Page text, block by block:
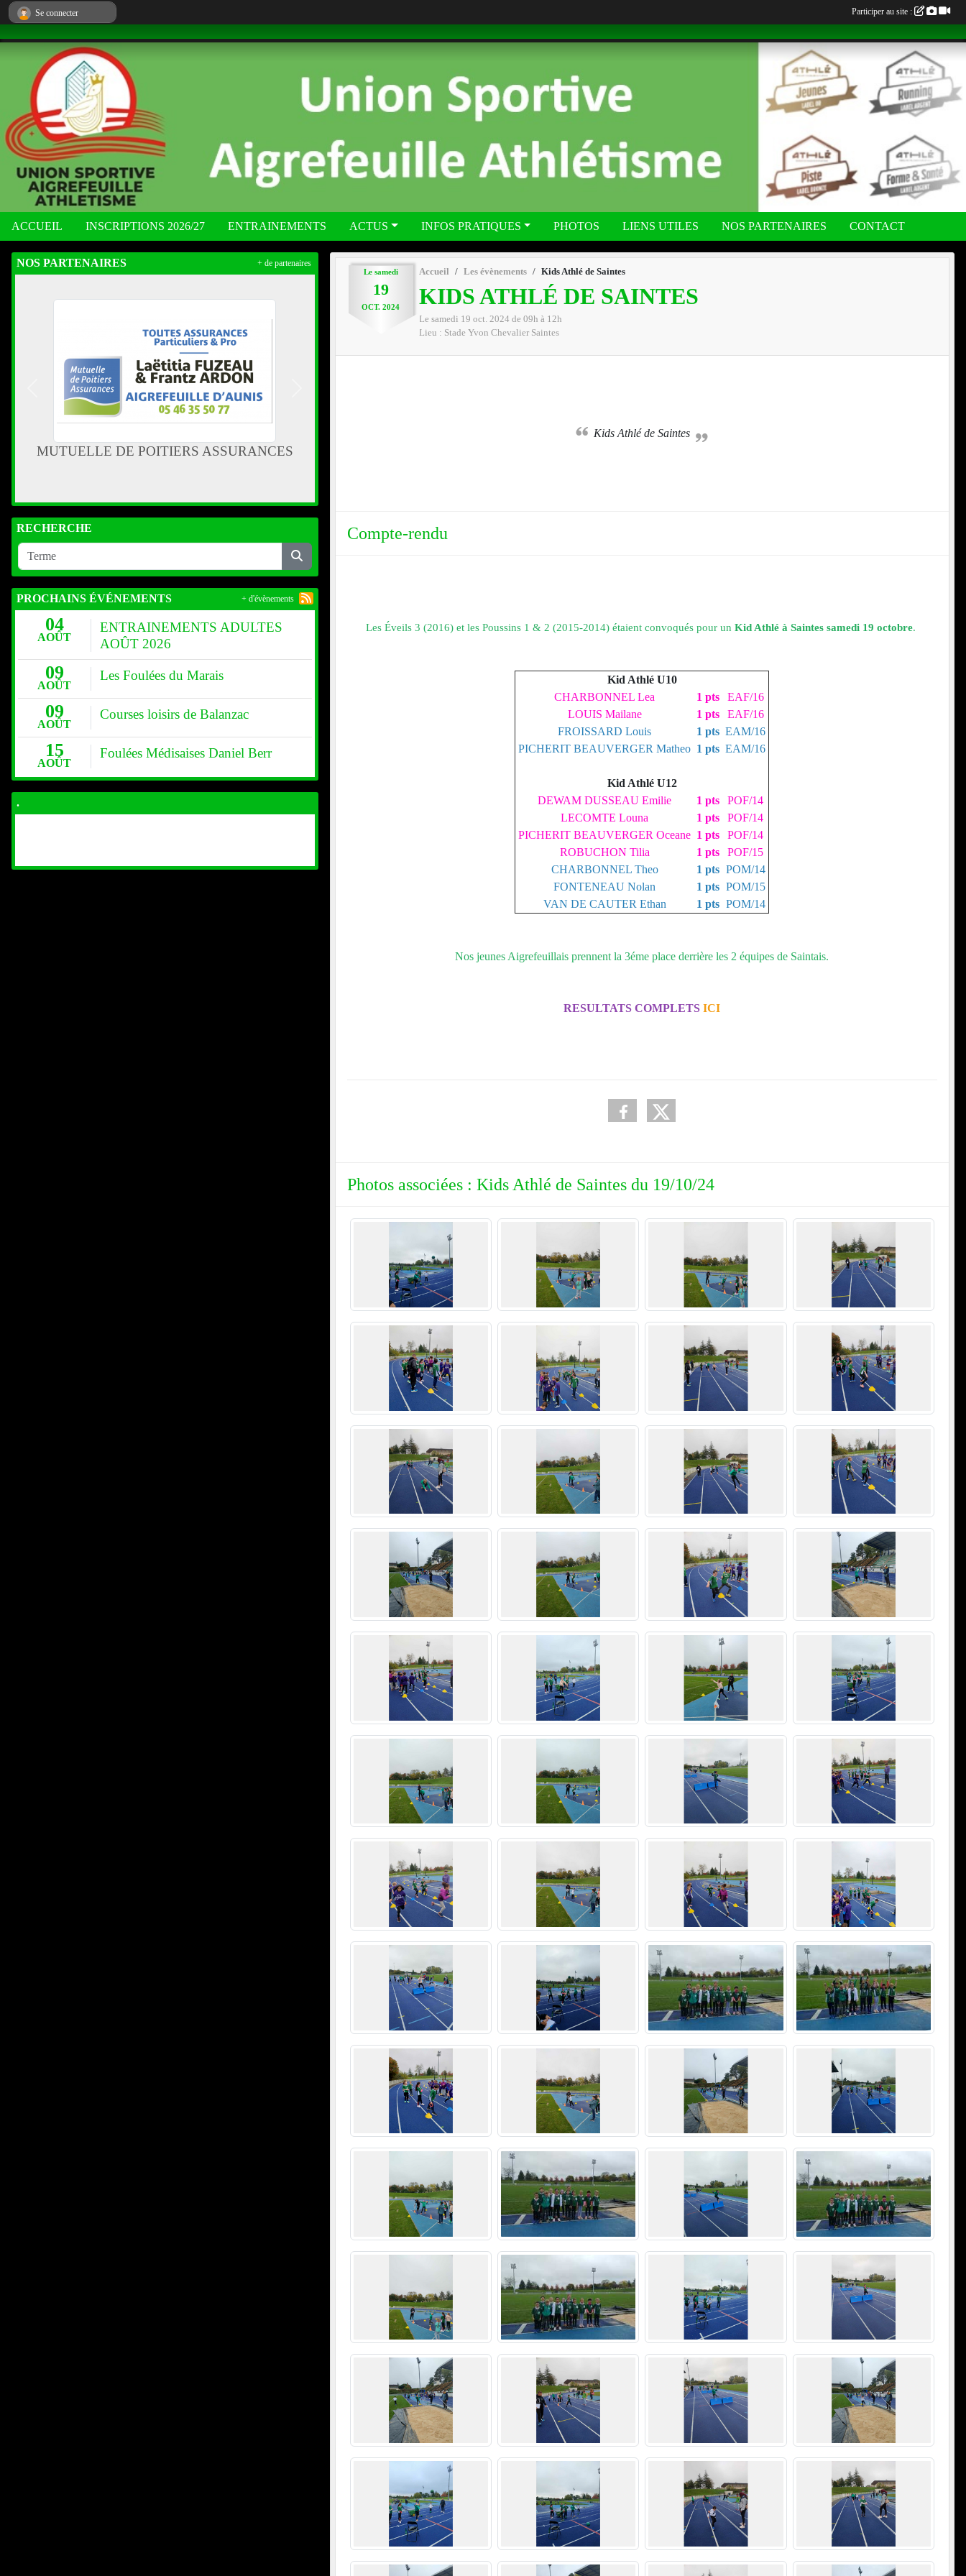
ACCUEIL INSCRIPTIONS 2026/27 ENTRAINEMENTS ACTUS INFOS PRATIQUES PHOTOS LIENS UTILES NOS PARTENAIRES CONTACT
Le samedi
19
OCT. 2024
Accueil Les évènements Kids Athlé de Saintes
KIDS ATHLÉ DE SAINTES
Le samedi 19 oct. 2024de 09h à 12h
Lieu : Stade Yvon Chevalier Saintes
Kids Athlé de Saintes
Compte-rendu
Les Éveils 3 (2016) et les Poussins 1 & 2 (2015-2014) étaient convoqués pour un Kid Athlé à Saintes samedi 19 octobre.
Kid Athlé U10
CHARBONNEL Lea
1 pts
EAF/16
LOUIS Mailane
1 pts
EAF/16
FROISSARD Louis
1 pts EAM/16
PICHERIT BEAUVERGER Matheo 1 pts EAM/16
Kid Athlé U12
DEWAM DUSSEAU Emilie
1 pts
POF/14
LECOMTE Louna
1 pts
POF/14
PICHERIT BEAUVERGER Oceane 1 pts
POF/14
ROBUCHON Tilia
1 pts
POF/15
CHARBONNEL Theo
1 pts POM/14
FONTENEAU Nolan
1 pts POM/15
VAN DE CAUTER Ethan
1 pts POM/14
Nos jeunes Aigrefeuillais prennent la 3éme place derrière les 2 équipes de Saintais.
RESULTATS COMPLETSICI
Photos associées : Kids Athlé de Saintes du 19/10/24
NOS PARTENAIRES
SAS GAUDISSARD
Précedent
+ de partenaires
RECHERCHE
PROCHAINS ÉVÉNEMENTS
04
AOÛT
ENTRAINEMENTS ADULTES
AOÛT 2026
09
AOÛT
Les Foulées du Marais
09
AOÛT
Courses loisirs de Balanzac
15
AOÛT
Foulées Médisaises Daniel Berr
+ d'évènements
.
Se connecter Participer au site :
Panneau de gestion des cookies